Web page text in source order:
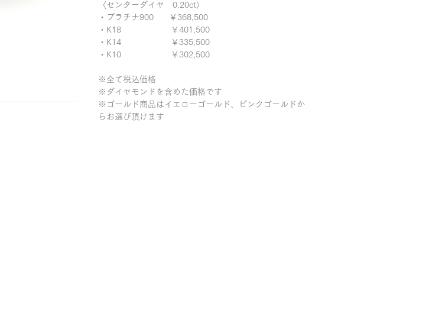
〈センターダイヤ 0.20ct〉
・プラチナ900 ￥368,500
・K18 ￥401,500
・K14 ￥335,500
・K10 ￥302,500
※全て税込価格
※ダイヤモンドを含めた価格です
※ゴールド商品はイエローゴールド、ピンクゴールドか
らお選び頂けます